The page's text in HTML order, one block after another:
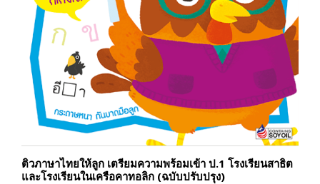
ติวภาษาไทยให้ลูก เตรียมความพร้อมเข้า ป.1 โรงเรียนสาธิต
และโรงเรียนในเครือคาทอลิก (ฉบับปรับปรุง)